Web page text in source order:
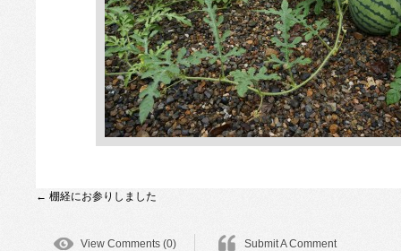
← 棚経にお参りしました
View Comments (0) Submit A Comment